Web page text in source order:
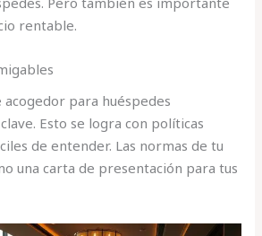
rentable.
para huéspedes
Esto se logra con políticas
de entender. Las normas de tu
una carta de presentación para tus